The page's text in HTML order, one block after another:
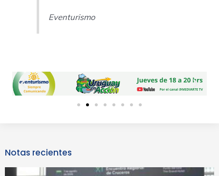
Eventurismo
Previous
slide
Next
slide
Notas recientes